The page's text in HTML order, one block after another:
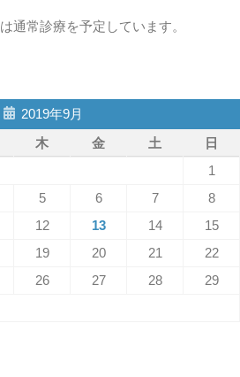
通常診療を予定しています。
2019年9月
木 金 土
日
1
5 6 7
8
12 13 14
15
19 20 21
22
26 27 28
29